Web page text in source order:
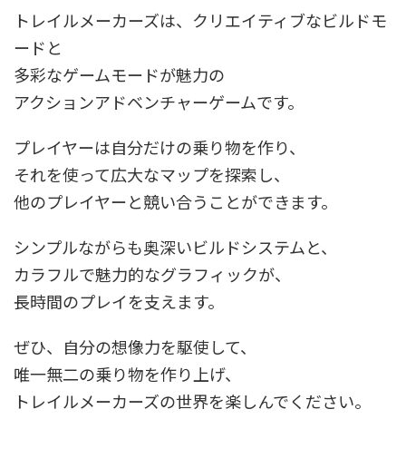
トレイルメーカーズは、クリエイティブなビルドモ
ードと
多彩なゲームモードが魅力の
アクションアドベンチャーゲームです。
プレイヤーは自分だけの乗り物を作り、
それを使って広大なマップを探索し、
他のプレイヤーと競い合うことができます。
シンプルながらも奥深いビルドシステムと、
カラフルで魅力的なグラフィックが、
長時間のプレイを支えます。
ぜひ、自分の想像力を駆使して、
唯一無二の乗り物を作り上げ、
トレイルメーカーズの世界を楽しんでください。